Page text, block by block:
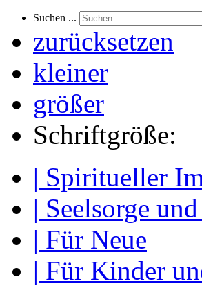
Suchen ...
zurücksetzen
kleiner
größer
Schriftgröße:
| Spiritueller
| Seelsorge
| Für Neue
| Für Kinder